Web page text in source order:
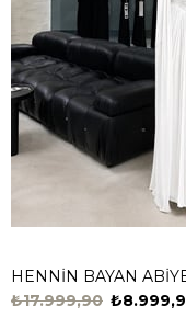
HENNİN BAYAN
₺17.999,90